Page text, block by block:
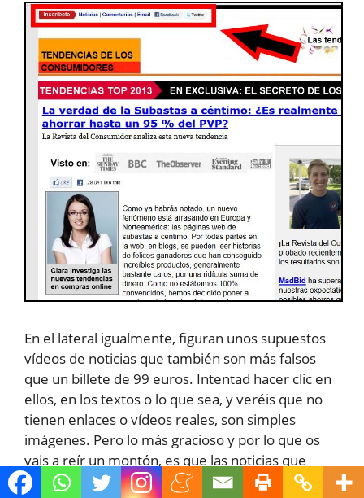
En el lateral igualmente, figuran unos supuestos
vídeos de noticias que también son más falsos
que un billete de 99 euros. Intentad hacer clic en
ellos, en los textos o lo que sea, y veréis que no
tienen enlaces o vídeos reales, son simples
imágenes. Pero lo más gracioso y por lo que os
vais a reír un montón, es que las noticias que
figuran ahí, están señalando y ponen en mala